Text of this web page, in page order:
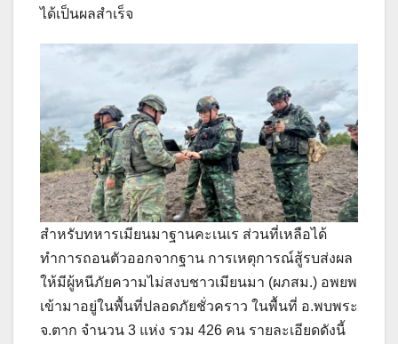
ได้เป็นผลสำเร็จ
สำหรับทหารเมียนมาฐานคะเนเร ส่วนที่เหลือได้
ทำการถอนตัวออกจากฐาน การเหตุการณ์สู้รบส่งผล
ให้มีผู้หนีภัยความไม่สงบชาวเมียนมา (ผภสม.) อพยพ
เข้ามาอยู่ในพื้นที่ปลอดภัยชั่วคราว ในพื้นที่ อ.พบพระ
จ.ตาก จำนวน 3 แห่ง รวม 426 คน รายละเอียดดังนี้